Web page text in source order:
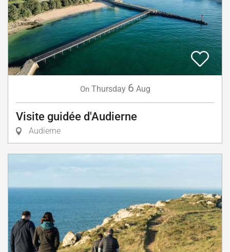
On Thursday 6 Aug
Visite guidée d'Audierne
Audierne